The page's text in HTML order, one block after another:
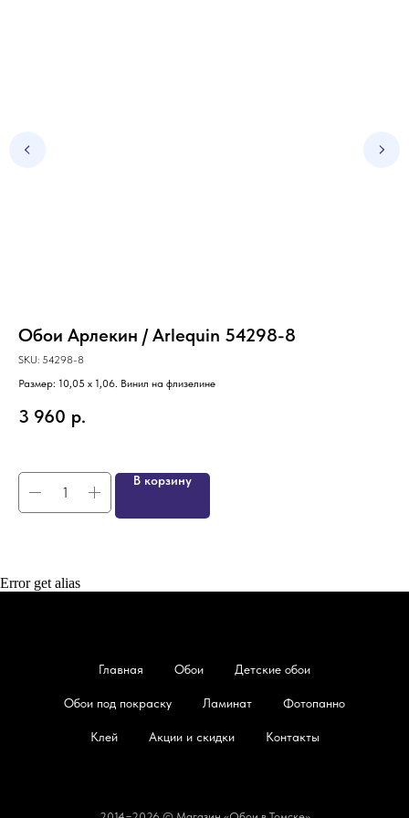
Обои Арлекин / Arlequin 54298-8
SKU: 54298-8
Размер: 10,05 х 1,06. Винил на флизелине
3 960 р.
В корзину
Error get alias
Главная Обои Детские обои
Обои под покраску Ламинат Фотопанно
Клей Акции и скидки Контакты